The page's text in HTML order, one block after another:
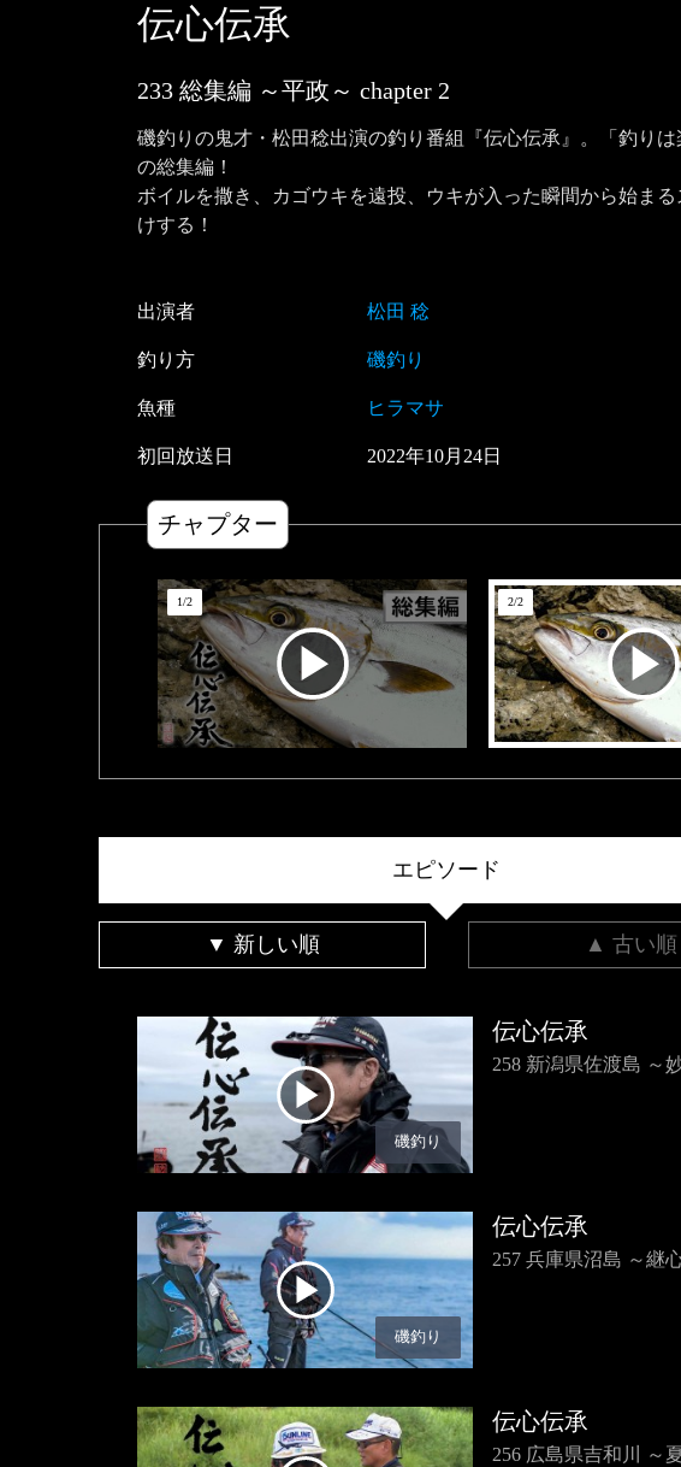
伝心伝承
233 総集編 ～平政～ chapter 2
磯釣りの鬼才・松田稔出演の釣り番組『伝心伝承』。「釣り
の総集編！
ボイルを撒き、カゴウキを遠投、ウキが入った瞬間から始ま
けする！
出演者 松田 稔
釣り方 磯釣り
魚種 ヒラマサ
初回放送日 2022年10月 24日
チャプター
1/2 2/2
エピソード
▼ 新しい順 ▲ 古い順
磯釣り
伝心伝承
258 新潟県佐渡島 ～
磯釣り
伝心伝承
257 兵庫県沼島 ～継
伝心伝承
256 広島県吉和川 ～